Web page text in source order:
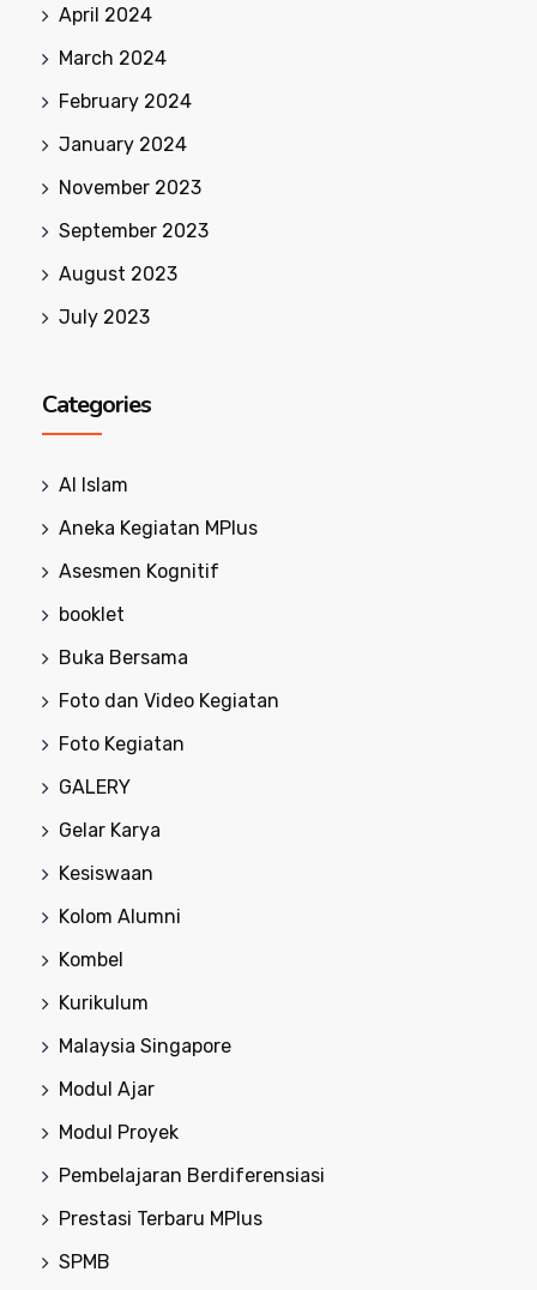
April 2024
March 2024
February 2024
January 2024
November 2023
September 2023
August 2023
July 2023
Categories
Al Islam
Aneka Kegiatan MPlus
Asesmen Kognitif
booklet
Buka Bersama
Foto dan Video Kegiatan
Foto Kegiatan
GALERY
Gelar Karya
Kesiswaan
Kolom Alumni
Kombel
Kurikulum
Malaysia Singapore
Modul Ajar
Modul Proyek
Pembelajaran Berdiferensiasi
Prestasi Terbaru MPlus
SPMB